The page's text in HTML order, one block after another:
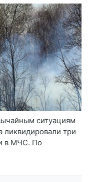
ситуациям
ликвидировали три
в МЧС. По